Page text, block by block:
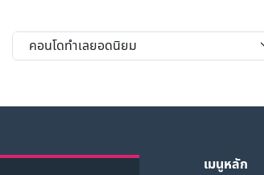
คอนโดทำเลยอดนิยม
เมนูหลัก